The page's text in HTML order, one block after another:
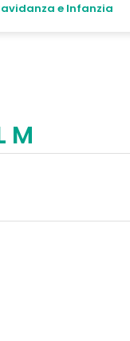
e Infanzia
M